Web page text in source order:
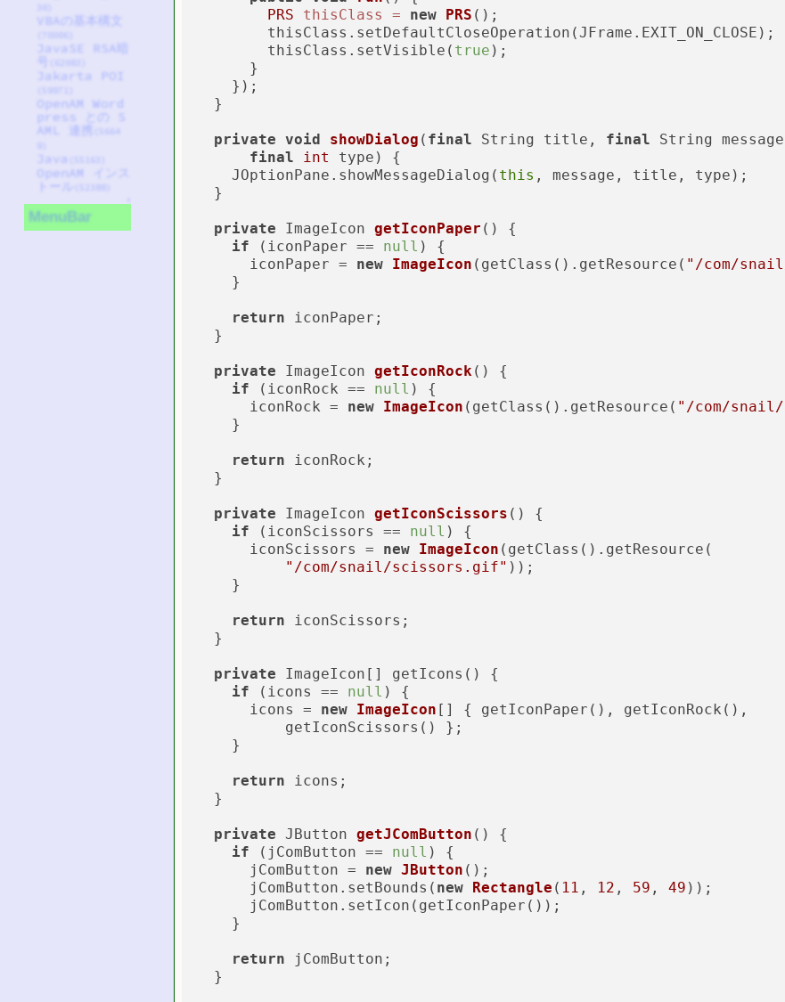
VBAの基本構文
JavaSE RSA暗
号
Jakarta POI
OpenAM Word
press との S
AML 連携
Java
OpenAM インス
トール
MenuBar
PRS
thisClass = new PRS ();
        thisClass.setDefaultCloseOperation(JFrame.EXIT_ON_CLOSE);
        thisClass.setVisible(
true );
      }
    });
  }
private void showDialog ( final String title, final String
final
int type)
{
    JOptionPane.showMessageDialog(
this , message, title, type);
  }
private ImageIcon getIconPaper ()
{
if (iconPaper == null ) {
      iconPaper =
new ImageIcon (getClass().getResource( "/com/
    }
return iconPaper;
  }
private ImageIcon getIconRock()
{
if (iconRock == null ) {
      iconRock =
new ImageIcon (getClass().getResource( "/com/
    }
return iconRock;
  }
private ImageIcon getIconScissors ()
{
if (iconScissors == null ) {
      iconScissors =
new ImageIcon (getClass().getResource(
"/com/snail/scissors.gif" ));
    }
return iconScissors;
  }
private ImageIcon[] getIcons() {
if (icons == null ) {
      icons =
new ImageIcon [] { getIconPaper(), getIconRock(),
          getIconScissors() };
    }
return icons;
  }
private JButton getJComButton ()
{
if (jComButton == null ) {
      jComButton =
new JButton ();
      jComButton.setBounds(
new Rectangle ( 11 , 12 , 59 , 49 ));
      jComButton.setIcon(getIconPaper());
    }
return jComButton;
  }